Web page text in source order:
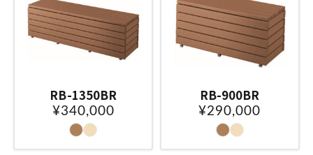
RB-1350BR
¥340,000
RB-900BR
¥290,000